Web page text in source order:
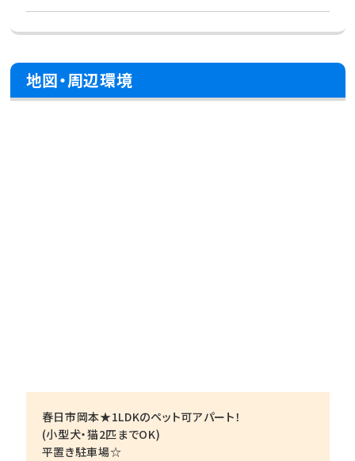
地図・周辺環境
春日市岡本★1LDKのペット可アパート！
(小型犬・猫2匹までOK)
平置き駐車場☆